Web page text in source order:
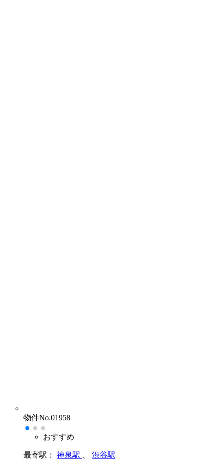
物件No.01958
おすすめ
最寄駅： 神泉駅 、 渋谷駅